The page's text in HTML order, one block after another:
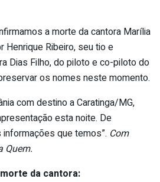
a morte da cantora Marília
Henrique Ribeiro, seu tio e
Dias Filho, do piloto e co-piloto do
os nomes neste momento.
com destino a Caratinga/MG,
esta noite. De
que temos”. Com
Quem.
da cantora: